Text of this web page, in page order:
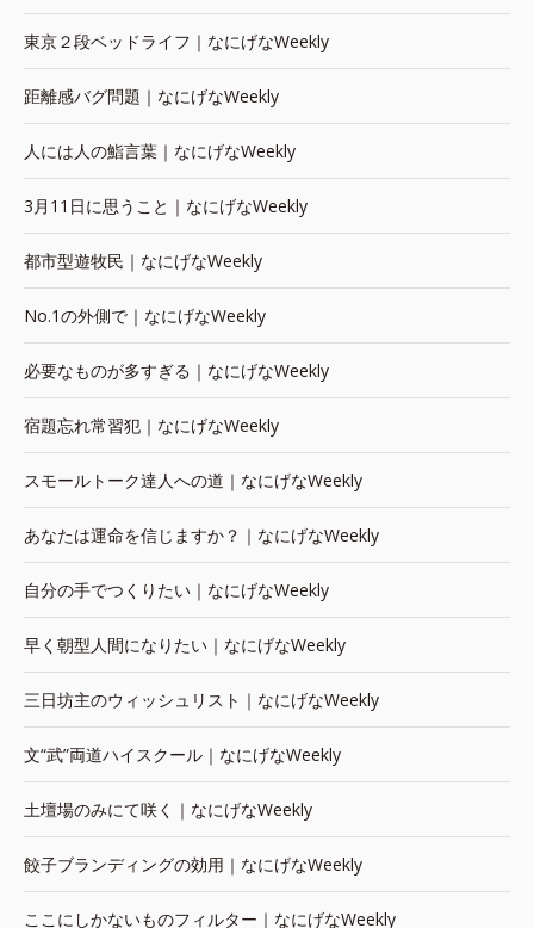
東京２段ベッドライフ｜なにげなWeekly
距離感バグ問題｜なにげなWeekly
人には人の鮨言葉｜なにげなWeekly
3月11日に思うこと｜なにげなWeekly
都市型遊牧民｜なにげなWeekly
No.1の外側で｜なにげなWeekly
必要なものが多すぎる｜なにげなWeekly
宿題忘れ常習犯｜なにげなWeekly
スモールトーク達人への道｜なにげなWeekly
あなたは運命を信じますか？｜なにげなWeekly
自分の手でつくりたい｜なにげなWeekly
早く朝型人間になりたい｜なにげなWeekly
三日坊主のウィッシュリスト｜なにげなWeekly
文“武”両道ハイスクール｜なにげなWeekly
土壇場のみにて咲く｜なにげなWeekly
餃子ブランディングの効用｜なにげなWeekly
ここにしかないものフィルター｜なにげなWeekly